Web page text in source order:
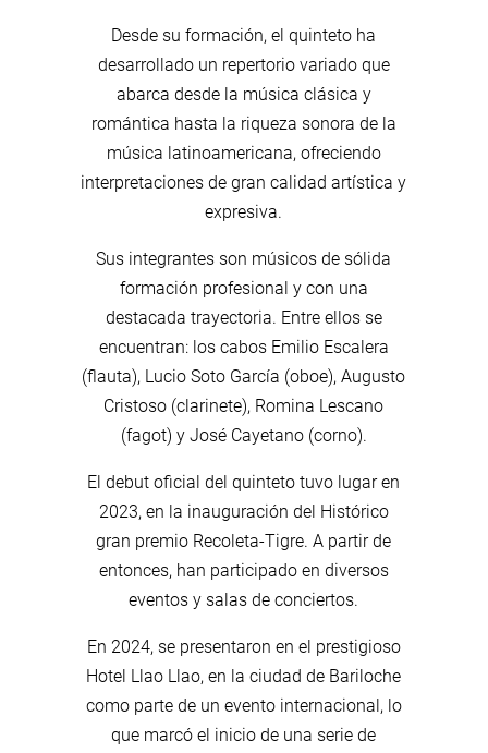
Desde su formación, el quinteto ha
desarrollado un repertorio variado que
abarca desde la música clásica y
romántica hasta la riqueza sonora de la
música latinoamericana, ofreciendo
interpretaciones de gran calidad artística y
expresiva.
Sus integrantes son músicos de sólida
formación profesional y con una
destacada trayectoria. Entre ellos se
encuentran: los cabos Emilio Escalera
(flauta), Lucio Soto García (oboe), Augusto
Cristoso (clarinete), Romina Lescano
(fagot) y José Cayetano (corno).
El debut oficial del quinteto tuvo lugar en
2023, en la inauguración del Histórico
gran premio Recoleta-Tigre. A partir de
entonces, han participado en diversos
eventos y salas de conciertos.
En 2024, se presentaron en el prestigioso
Hotel Llao Llao, en la ciudad de Bariloche
como parte de un evento internacional, lo
que marcó el inicio de una serie de